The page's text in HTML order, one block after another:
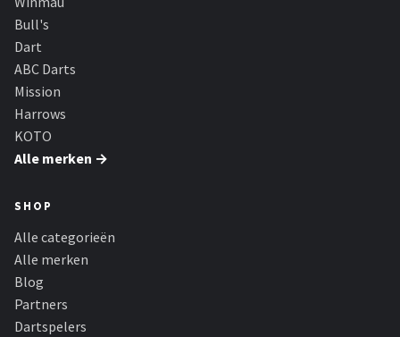
Bull's
Dart
ABC Darts
Mission
Harrows
KOTO
Alle merken →
SHOP
Alle categorieën
Alle merken
Blog
Partners
Dartspelers